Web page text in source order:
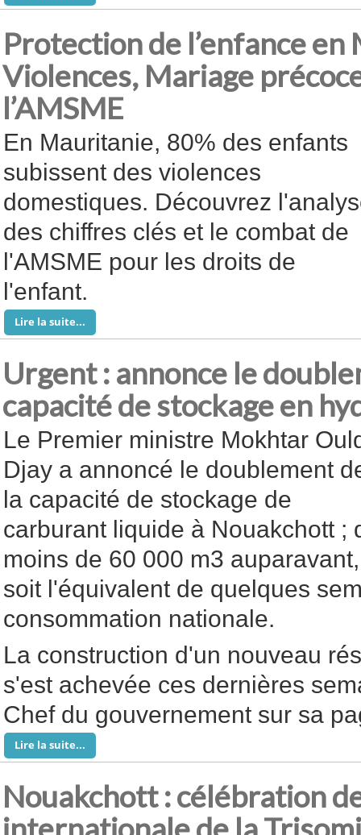
Protection de l’enfance en
Violences, Mariage
l’AMSME
En Mauritanie, 80% des enfants
subissent des violences
domestiques. Découvrez
des chiffres clés et le combat de
l'AMSME pour les droits de
l'enfant.
Lire la suite...
Urgent : annonce le
capacité de stockage en
Le Premier ministre Mokhtar
Djay a annoncé le doublement
la capacité de stockage de
carburant liquide à Nouakchott ;
moins de 60 000 m3 auparavant,
soit l'équivalent de quelques
consommation nationale.
La construction d'un nouveau
s'est achevée ces dernières
Chef du gouvernement sur sa
Lire la suite...
Nouakchott : célébration